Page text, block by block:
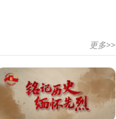
更多>>